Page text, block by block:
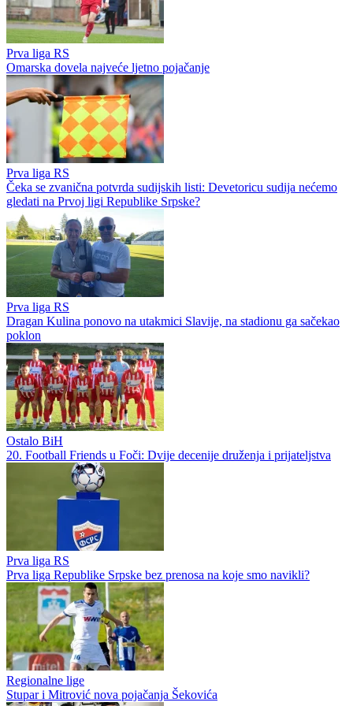
Prva liga RS
Omarska dovela najveće ljetno pojačanje
Prva liga RS
Čeka se zvanična potvrda sudijskih listi: Devetoricu sudija nećemo
gledati na Prvoj ligi Republike Srpske?
Prva liga RS
Dragan Kulina ponovo na utakmici Slavije, na stadionu ga sačekao
poklon
Ostalo BiH
20. Football Friends u Foči: Dvije decenije druženja i prijateljstva
Prva liga RS
Prva liga Republike Srpske bez prenosa na koje smo navikli?
Regionalne lige
Stupar i Mitrović nova pojačanja Šekovića